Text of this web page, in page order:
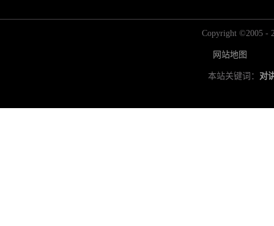
Copyright ©2005 -
网站地图
本站关键词： 对